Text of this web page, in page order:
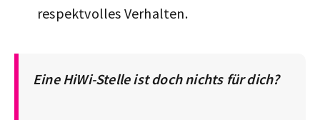
respektvolles Verhalten.
Eine HiWi-Stelle ist doch nichts für dich?